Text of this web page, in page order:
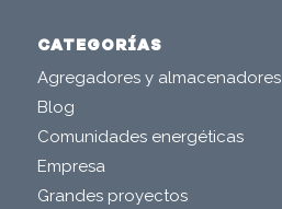
CATEGORÍAS
Agregadores y almacenadores
Blog
Comunidades energéticas
Empresa
Grandes proyectos